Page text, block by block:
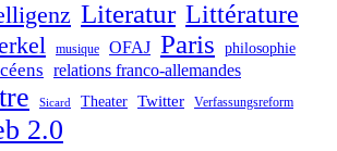
Literatur Littérature
musique OFAJ Paris philosophie
relations franco-allemandes
Sicard Theater Twitter Verfassungsreform
2.0